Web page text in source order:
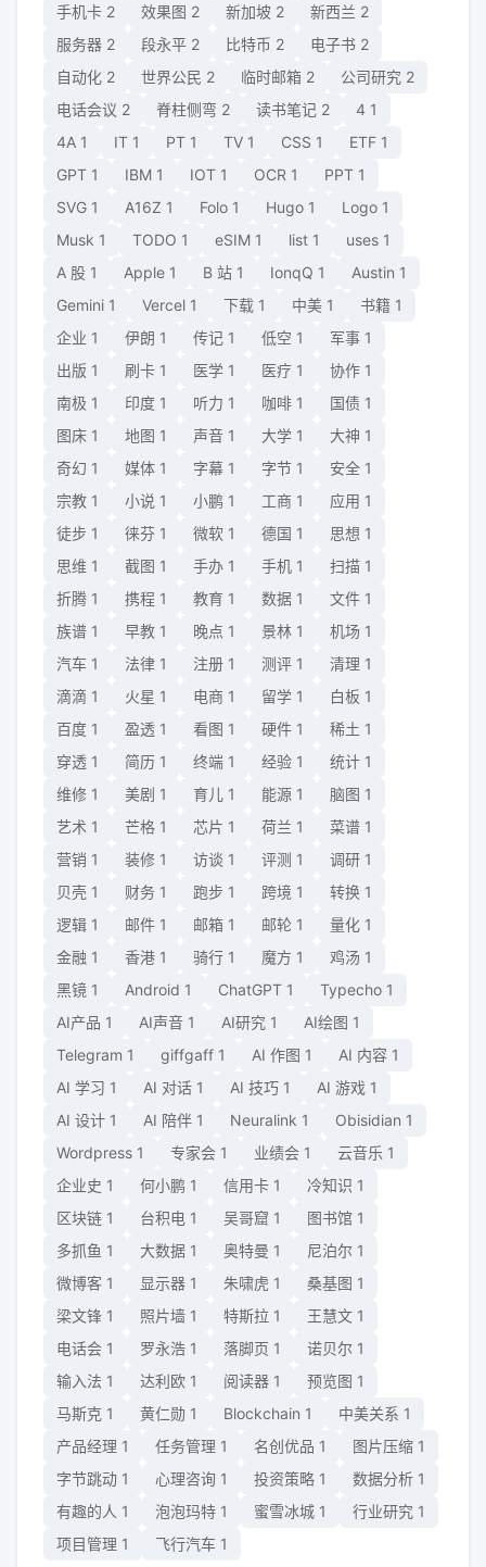
手机卡 2 效果图 2 新加坡 2 新西兰 2
服务器 2 段永平 2 比特币 2 电子书 2
自动化 2 世界公民 2 临时邮箱 2 公司研究 2
电话会议 2 脊柱侧弯 2 读书笔记 2 4 1
4A 1 IT 1 PT 1 TV 1 CSS 1 ETF 1
GPT 1 IBM 1 IOT 1 OCR 1 PPT 1
SVG 1 A16Z 1 Folo 1 Hugo 1 Logo 1
Musk 1 TODO 1 eSIM 1 list 1 uses 1
A 股 1 Apple 1 B 站 1 IonqQ 1 Austin 1
Gemini 1 Vercel 1 下载 1 中美 1 书籍 1
企业 1 伊朗 1 传记 1 低空 1 军事 1
出版 1 刷卡 1 医学 1 医疗 1 协作 1
南极 1 印度 1 听力 1 咖啡 1 国债 1
图床 1 地图 1 声音 1 大学 1 大神 1
奇幻 1 媒体 1 字幕 1 字节 1 安全 1
宗教 1 小说 1 小鹏 1 工商 1 应用 1
徒步 1 徕芬 1 微软 1 德国 1 思想 1
思维 1 截图 1 手办 1 手机 1 扫描 1
折腾 1 携程 1 教育 1 数据 1 文件 1
族谱 1 早教 1 晚点 1 景林 1 机场 1
汽车 1 法律 1 注册 1 测评 1 清理 1
滴滴 1 火星 1 电商 1 留学 1 白板 1
百度 1 盈透 1 看图 1 硬件 1 稀土 1
穿透 1 简历 1 终端 1 经验 1 统计 1
维修 1 美剧 1 育儿 1 能源 1 脑图 1
艺术 1 芒格 1 芯片 1 荷兰 1 菜谱 1
营销 1 装修 1 访谈 1 评测 1 调研 1
贝壳 1 财务 1 跑步 1 跨境 1 转换 1
逻辑 1 邮件 1 邮箱 1 邮轮 1 量化 1
金融 1 香港 1 骑行 1 魔方 1 鸡汤 1
黑镜 1 Android 1 ChatGPT 1 Typecho 1
AI产品 1 AI声音 1 AI研究 1 AI绘图 1
Telegram 1 giffgaff 1 AI 作图 1 AI 内容 1
AI 学习 1 AI 对话 1 AI 技巧 1 AI 游戏 1
AI 设计 1 AI 陪伴 1 Neuralink 1 Obisidian 1
Wordpress 1 专家会 1 业绩会 1 云音乐 1
企业史 1 何小鹏 1 信用卡 1 冷知识 1
区块链 1 台积电 1 吴哥窟 1 图书馆 1
多抓鱼 1 大数据 1 奥特曼 1 尼泊尔 1
微博客 1 显示器 1 朱啸虎 1 桑基图 1
梁文锋 1 照片墙 1 特斯拉 1 王慧文 1
电话会 1 罗永浩 1 落脚页 1 诺贝尔 1
输入法 1 达利欧 1 阅读器 1 预览图 1
马斯克 1 黄仁勋 1 Blockchain 1 中美关系 1
产品经理 1 任务管理 1 名创优品 1 图片压缩 1
字节跳动 1 心理咨询 1 投资策略 1 数据分析 1
有趣的人 1 泡泡玛特 1 蜜雪冰城 1 行业研究 1
项目管理 1 飞行汽车 1